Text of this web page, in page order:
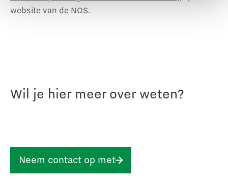
website van de NOS.
Wil je hier meer over weten?
Neem contact op met